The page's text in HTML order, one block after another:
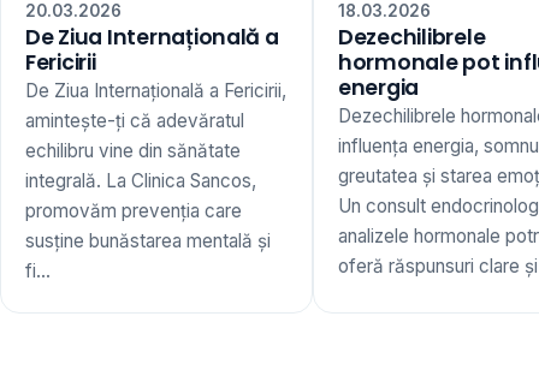
20.03.2026
De Ziua Internațională a
Fericirii
De Ziua Internațională a Fericirii,
amintește-ți că adevăratul
echilibru vine din sănătate
integrală. La Clinica Sancos,
promovăm prevenția care
susține bunăstarea mentală și
fi...
18.03.2026
Dezechilibrele
hormonale pot
energia
Dezechilibrele
influența energia,
greutatea și starea
Un consult
analizele hormonale
oferă răspunsuri clare